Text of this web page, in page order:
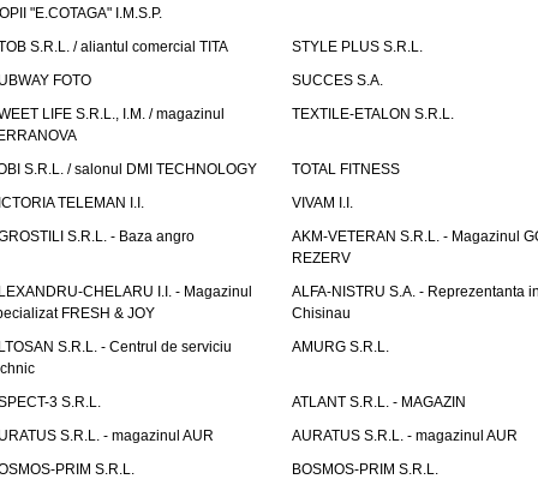
"E.COTAGA" I.M.S.P.
S.R.L. / aliantul comercial TITA
STYLE PLUS S.R.L.
FOTO
SUCCES S.A.
LIFE S.R.L., I.M. / magazinul
TEXTILE-ETALON S.R.L.
S.R.L. / salonul DMI TECHNOLOGY
TOTAL FITNESS
TELEMAN I.I.
VIVAM I.I.
S.R.L. - Baza angro
AKM-VETERAN S.R.L. - Magazinul
REZERV
CHELARU I.I. - Magazinul
FRESH & JOY
ALFA-NISTRU S.A. - Reprezentanta
Chisinau
S.R.L. - Centrul de serviciu
AMURG S.R.L.
3 S.R.L.
ATLANT S.R.L. - MAGAZIN
S.R.L. - magazinul AUR
AURATUS S.R.L. - magazinul AUR
PRIM S.R.L.
BOSMOS-PRIM S.R.L.